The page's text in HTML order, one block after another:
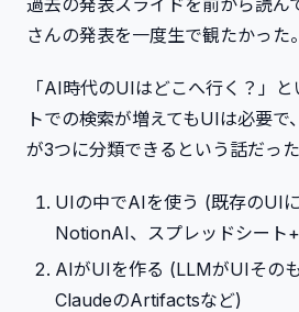
さんの発表を一度生で観たかった。
「AI時代のUIはどこへ行く？」
トでの検索が増えてもUIは必要
が3つに分類できるという話だった
UIの中でAIを使う (既存のUI
NotionAI、スプレッドシート
AIがUIを作る (LLMがUIそのも
ClaudeのArtifactsなど)